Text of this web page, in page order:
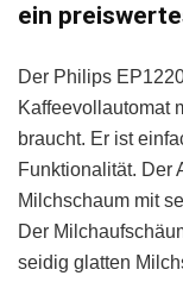
ein
Der Philips
Kaffeevollautomat
braucht. Er ist
Funktionalität. Der
Milchschaum mit
Der
seidig glatten